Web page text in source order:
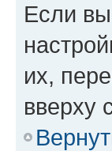
Если
их,
вверху